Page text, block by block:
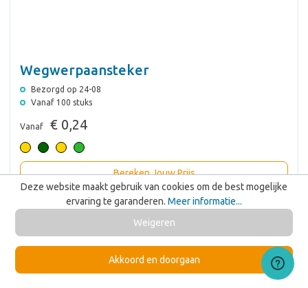
Wegwerpaansteker
Bezorgd op 24-08
Vanaf 100 stuks
Vanaf € 0,24
Bereken Jouw Prijs
Deze website maakt gebruik van cookies om de best mogelijke
ervaring te garanderen. Meer informatie...
Weigeren
Akkoord en doorgaan